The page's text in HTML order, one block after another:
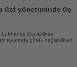
üst yönetiminde üç
City Airlines
aylarında görev değişiklikleri